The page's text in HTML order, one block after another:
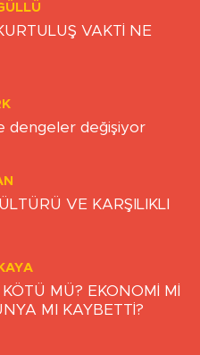
VAKTİ NE
dengeler değişiyor
VE KARŞILIKLI
MÜ? EKONOMİ Mİ
MI KAYBETTİ?